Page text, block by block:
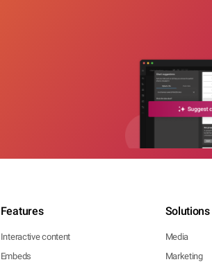
Features
Interactive content
Embeds
Solutions
Media
Marketing